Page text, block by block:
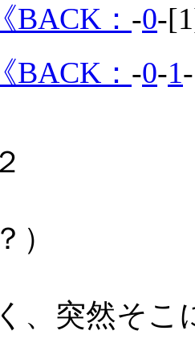
《BACK： -0-
《BACK： -0-1
）
、突然そこ